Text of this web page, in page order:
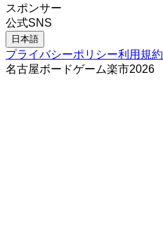
スポンサー
公式SNS
日本語
プライバシーポリシー利用規約
名古屋ボードゲーム楽市2026